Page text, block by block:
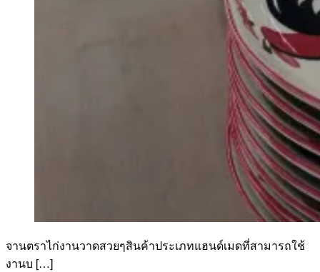
จานตราไก่งานวาดสวยๆสินค้าประเภทแฮนด์เมดที่สามารถใช้
งานบ […]